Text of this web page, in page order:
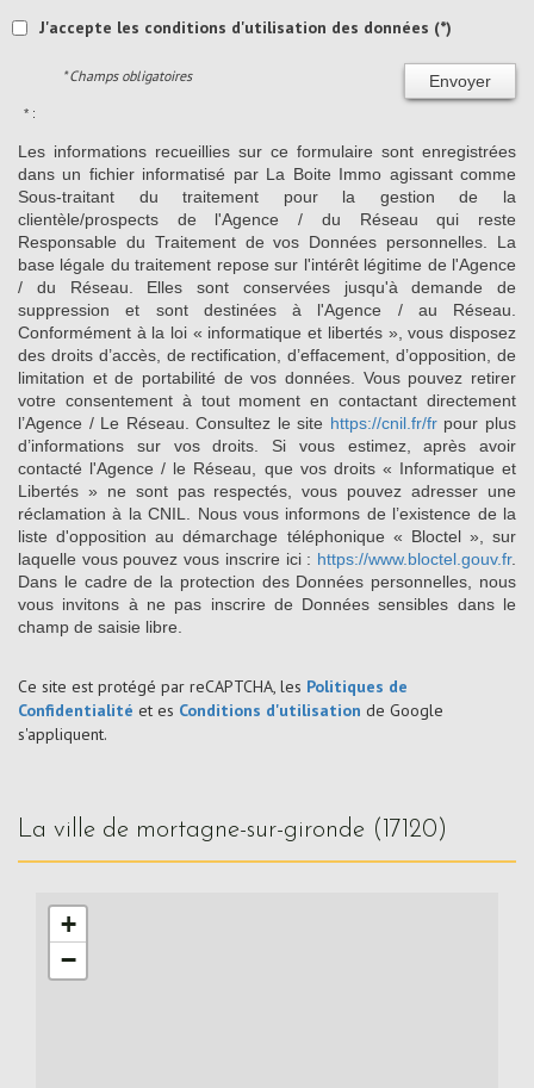
J'accepte les conditions d'utilisation des données (*)
Envoyer
* Champs obligatoires
* :
Les informations recueillies sur ce formulaire sont enregistrées
dans un fichier informatisé par La Boite Immo agissant comme
Sous-traitant du traitement pour la gestion de la
clientèle/prospects de l'Agence / du Réseau qui reste
Responsable du Traitement de vos Données personnelles. La
base légale du traitement repose sur l'intérêt légitime de l'Agence
/ du Réseau. Elles sont conservées jusqu'à demande de
suppression et sont destinées à l'Agence / au Réseau.
Conformément à la loi « informatique et libertés », vous disposez
des droits d’accès, de rectification, d’effacement, d’opposition, de
limitation et de portabilité de vos données. Vous pouvez retirer
votre consentement à tout moment en contactant directement
l’Agence / Le Réseau. Consultez le site https://cnil.fr/frpour plus
d’informations sur vos droits. Si vous estimez, après avoir
contacté l'Agence / le Réseau, que vos droits « Informatique et
Libertés » ne sont pas respectés, vous pouvez adresser une
réclamation à la CNIL. Nous vous informons de l’existence de la
liste d'opposition au démarchage téléphonique « Bloctel », sur
laquelle vous pouvez vous inscrire ici : https://www.bloctel.gouv.fr.
Dans le cadre de la protection des Données personnelles, nous
vous invitons à ne pas inscrire de Données sensibles dans le
champ de saisie libre.
Ce site est protégé par reCAPTCHA, les Politiques de
Confidentialité et es Conditions d'utilisation de Google
s'appliquent.
la ville de mortagne-sur-gironde (17120)
+
−